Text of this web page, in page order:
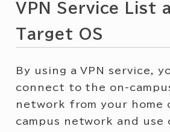
VPN Service List
Target OS
By using a VPN service,
connect to the on-
network from your
campus network and use